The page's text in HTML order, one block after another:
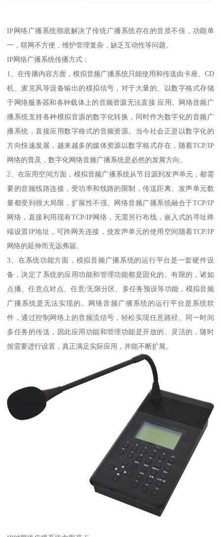
IP网络广播系统彻底解决了传统广播系统存在的音质不佳，功能单
一，联网不方便，维护管理复杂，缺乏互动性等问题。
IP网络广播系统传播方式：
1、在传播内容方面，模拟音频广播系统只能使用和传送由卡座、CD
机、麦克风等设备输出的模拟信号，对于大量的、以数字格式存储
于网络服务器和各种载体上的音频资源无法直接 应用。网络音频广
播系统支持各种模拟音源的数字化转换，同时作为数字化的音频广
播系统，直接应用数字格式的音频资源。当今社会正是以数字化的
方向快速发展，越来越多的媒体资源以数字格式存在，随着TCP/IP
网络的普及，数字化网络音频广播系统是必然的发展方向。
2、在应用空间方面，模拟音频广播系统从节目源到发声单元，都需
要的音频线路连接，受功率和线路的限制，传送距离、发声单元数
量都受到很大局限，扩展性不强。网络音频广播系统融合于TCP/IP
网络，直接利用现有TCP/IP网络，无需另行布线，嵌入式的寻址终
端设置IP地址，可跨网关连接，使发声单元的使用空间随着TCP/IP
网络的延伸而无远弗届。
3、在系统功能方面，模拟音频广播系统的运行平台是一套硬件设
备，决定了系统的应用功能和管理功能都是固化的、有限的，诸如
点播、任意点对点、任意/无限分区、多任务预设等功能，模拟音频
广播系统是无法实现的。网络音频广播系统的运行平台是系统软
件，通过控制网络上的音频流信号，轻松实现任意路径、同一时间
多任务的传送，因此应用功能和管理功能是开放的、灵活的，随时
按需要进行设置，真正满足实际应用，并能不断扩展。